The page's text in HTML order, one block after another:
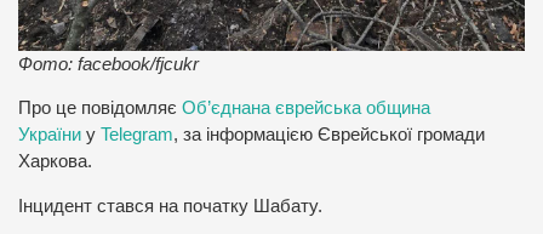
Фото: facebook/fjcukr
Про це повідомляє Об’єднана єврейська община
України у Telegram, за інформацією Єврейської громади
Харкова.
Інцидент стався на початку Шабату.